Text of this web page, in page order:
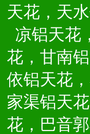
天花，天
凉铝天花
花，甘南
依铝天花
家渠铝天
花，巴音